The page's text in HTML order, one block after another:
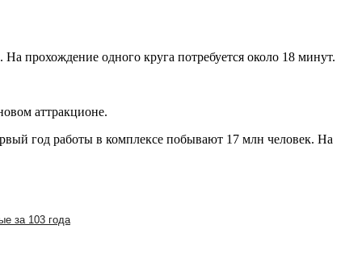
прохождение одного круга потребуется около 18 минут.
аттракционе.
год работы в комплексе побывают 17 млн человек. На
за 103 года